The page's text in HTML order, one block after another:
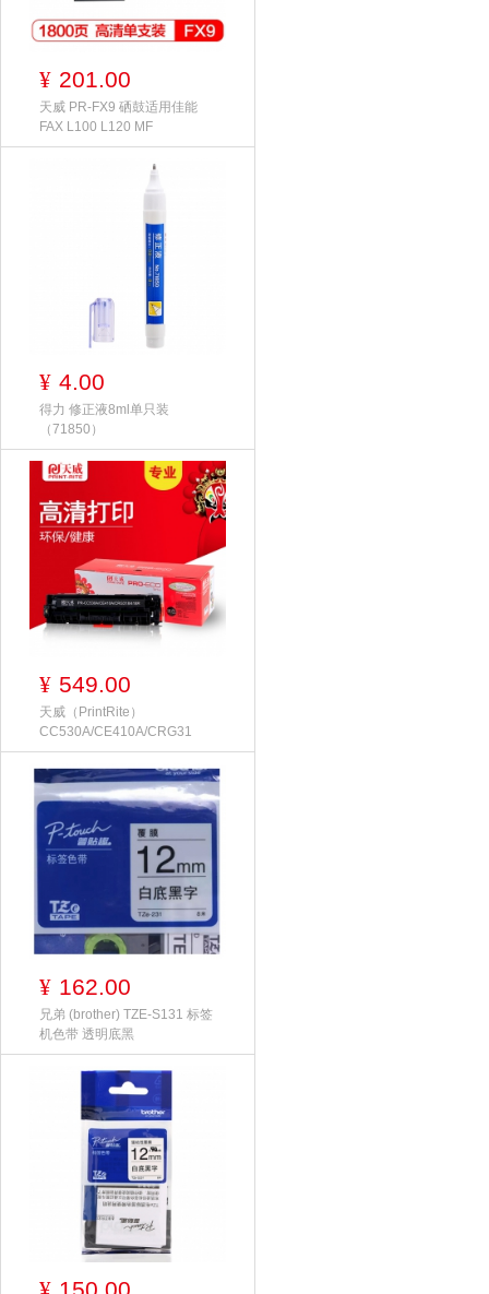
¥ 201.00
天威 PR-FX9 硒鼓适用佳能
FAX L100 L120 MF
¥ 4.00
得力 修正液8ml单只装
（71850）
¥ 549.00
天威（PrintRite）
CC530A/CE410A/CRG31
¥ 162.00
兄弟 (brother) TZE-S131 标签
机色带 透明底黑